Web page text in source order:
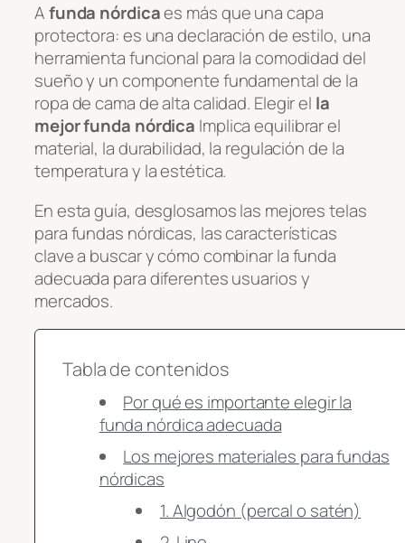
Afunda nórdicaes más que una capa
protectora: es una declaración de estilo, una
herramienta funcional para la comodidad del
sueño y un componente fundamental de la
ropa de cama de alta calidad. Elegir el la
mejor funda nórdica Implica equilibrar el
material, la durabilidad, la regulación de la
temperatura y la estética.
En esta guía, desglosamos las mejores telas
para fundas nórdicas, las características
clave a buscar y cómo combinar la funda
adecuada para diferentes usuarios y
mercados.
Tabla de contenidos
Por qué es importante elegir la
funda nórdica adecuada
Los mejores materiales para fundas
nórdicas
1. Algodón (percal o satén)